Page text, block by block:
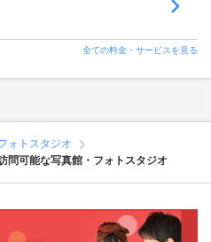
全ての料金・サービスを見る
ォトスタジオ
問可能な写真館・フォトスタジオ